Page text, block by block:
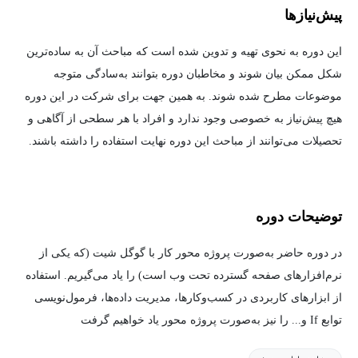
پیش‌نیاز‌ها
این دوره به نحوی تهیه و تدوین شده است که مباحث آن به ساده‌ترین
شکل ممکن بیان شوند و مخاطبان دوره بتوانند به‌سادگی متوجه
موضوعات مطرح شده شوند. به همین جهت برای شرکت در این دوره
هیچ پیش‌نیاز به خصوصی وجود ندارد و افراد با هر سطحی از آگاهی و
تحصیلات می‌توانند از مباحث این دوره نهایت استفاده را داشته باشند.
توضیحات دوره
در دوره حاضر به‌صورت پروژه محور کار با گوگل شیت (که یکی از
نرم‌افزارهای صفحه گسترده تحت وب است) را یاد می‌گیریم. استفاده
از ابزارهای کاربردی در کسب‌وکارها، مدیریت داده‌ها، فرمول‌نویسی
توابع If و... را نیز به‌صورت پروژه محور یاد خواهیم گرفت